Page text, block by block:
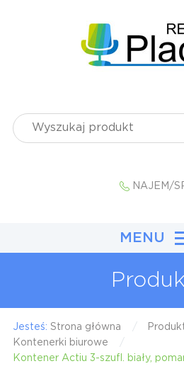
NAJEM/
MENU
Jesteś: Strona główna
Kontenerki biurowe
Kontener Actiu 3-szufl. biały,